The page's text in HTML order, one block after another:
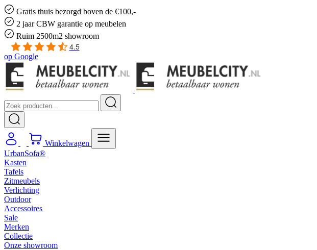
Gratis thuis bezorgd boven de €100,-
2 jaar CBW garantie op meubelen
Ruim 2500m2 showroom
4.5
op Google
Winkelwagen
UrbanSofa®
Kasten
Tafels
Zitmeubels
Verlichting
Outdoor
Accessoires
Sale
Merken
Collectie
Onze showroom